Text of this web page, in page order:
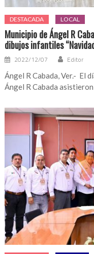
DESTACADA LOCAL
Municipio de Ángel R
dibujos infantiles
2022/12/07 Editor
Ángel R Cabada, Ver.- El
Ángel R Cabada